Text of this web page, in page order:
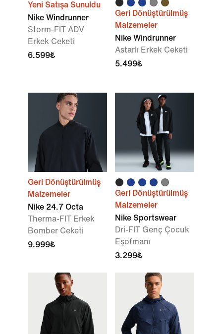
Yeni Satışa Sunuldu
Nike Windrunner
Storm-FIT ADV
Erkek Ceketi
6.599₺
Geri Dönüştürülmüş
Malzemeler
Nike Windrunner
Astarlı Erkek Ceketi
5.499₺
Geri Dönüştürülmüş
Malzemeler
Nike 24.7 Octa
Therma-FIT Erkek
Bomber Ceketi
9.999₺
Geri Dönüştürülmüş
Malzemeler
Nike Sportswear
Dri-FIT Genç Çocuk
Eşofmanı
3.299₺